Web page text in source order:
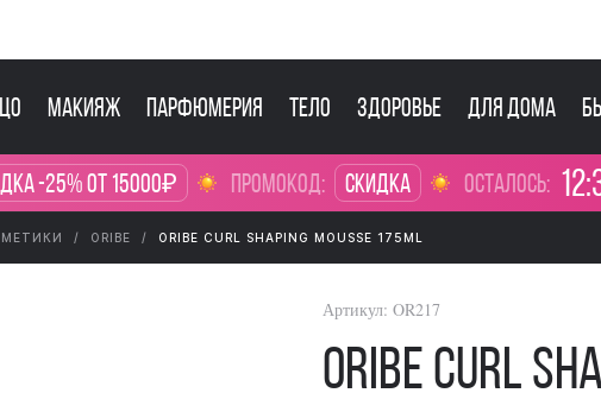
Макияж Парфюмерия Тело Здоровье Для дома
-25% от 15000₽ промокод: Скидка осталось:
ORIBE ORIBE CURL SHAPING MOUSSE 175ML
Артикул: OR217
Oribe Curl